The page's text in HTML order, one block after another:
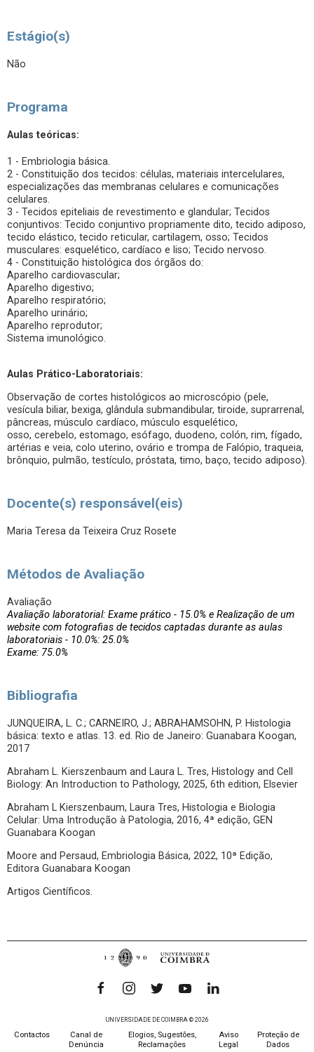
Estágio(s)
Não
Programa
Aulas teóricas:
1 - Embriologia básica.
2 - Constituição dos tecidos: células, materiais intercelulares,
especializações das membranas celulares e comunicações
celulares.
3 - Tecidos epiteliais de revestimento e glandular; Tecidos
conjuntivos: Tecido conjuntivo propriamente dito, tecido adiposo,
tecido elástico, tecido reticular, cartilagem, osso; Tecidos
musculares: esquelético, cardíaco e liso; Tecido nervoso.
4 - Constituição histológica dos órgãos do:
Aparelho cardiovascular;
Aparelho digestivo;
Aparelho respiratório;
Aparelho urinário;
Aparelho reprodutor;
Sistema imunológico.
Aulas Prático-Laboratoriais:
Observação de cortes histológicos ao microscópio (pele,
vesícula biliar, bexiga, glândula submandibular, tiroide, suprarrenal,
pâncreas, músculo cardíaco, músculo esquelético,
osso, cerebelo, estomago, esófago, duodeno, colón, rim, fígado,
artérias e veia, colo uterino, ovário e trompa de Falópio, traqueia,
brônquio, pulmão, testículo, próstata, timo, baço, tecido adiposo).
Docente(s) responsável(eis)
Maria Teresa da Teixeira Cruz Rosete
Métodos de Avaliação
Avaliação
Avaliação laboratorial: Exame prático - 15.0% e Realização de um
website com fotografias de tecidos captadas durante as aulas
laboratoriais - 10.0%: 25.0%
Exame: 75.0%
Bibliografia
JUNQUEIRA, L. C.; CARNEIRO, J.; ABRAHAMSOHN, P. Histologia
básica: texto e atlas. 13. ed. Rio de Janeiro: Guanabara Koogan,
2017
Abraham L. Kierszenbaum and Laura L. Tres, Histology and Cell
Biology: An Introduction to Pathology, 2025, 6th edition, Elsevier
Abraham L Kierszenbaum, Laura Tres, Histologia e Biologia
Celular: Uma Introdução à Patologia, 2016, 4ª edição, GEN
Guanabara Koogan
Moore and Persaud, Embriologia Básica, 2022, 10ª Edição,
Editora Guanabara Koogan
Artigos Científicos.
UNIVERSIDADE DE COIMBRA © 2026
Contactos
Canal de
Denúncia
Elogios, Sugestões,
Reclamações
Aviso
Legal
Proteção de
Dados